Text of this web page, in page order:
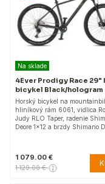
Na sklade
4Ever Prodigy Race 29"
bicykel Black/hologram
Horský bicykel na
hliníkový rám 6061, vidlica
Judy RLO Taper, radenie
Deore 1x12 a brzdy Shimano
1 079.00 €
1 129.00 €